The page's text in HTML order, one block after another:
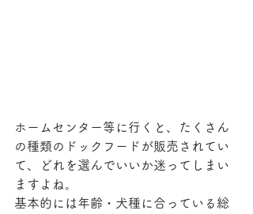
ホームセンター等に行くと、たくさん
の種類のドックフードが販売されてい
て、どれを選んでいいか迷ってしまい
ますよね。
基本的には年齢・犬種に合っている総